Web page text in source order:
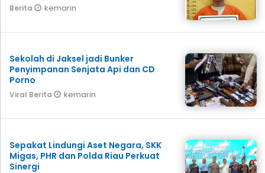
Berita kemarin
Sekolah di Jaksel jadi Bunker
Penyimpanan Senjata Api dan CD
Porno
Viral Berita kemarin
Sepakat Lindungi Aset Negara, SKK
Migas, PHR dan Polda Riau Perkuat
Sinergi